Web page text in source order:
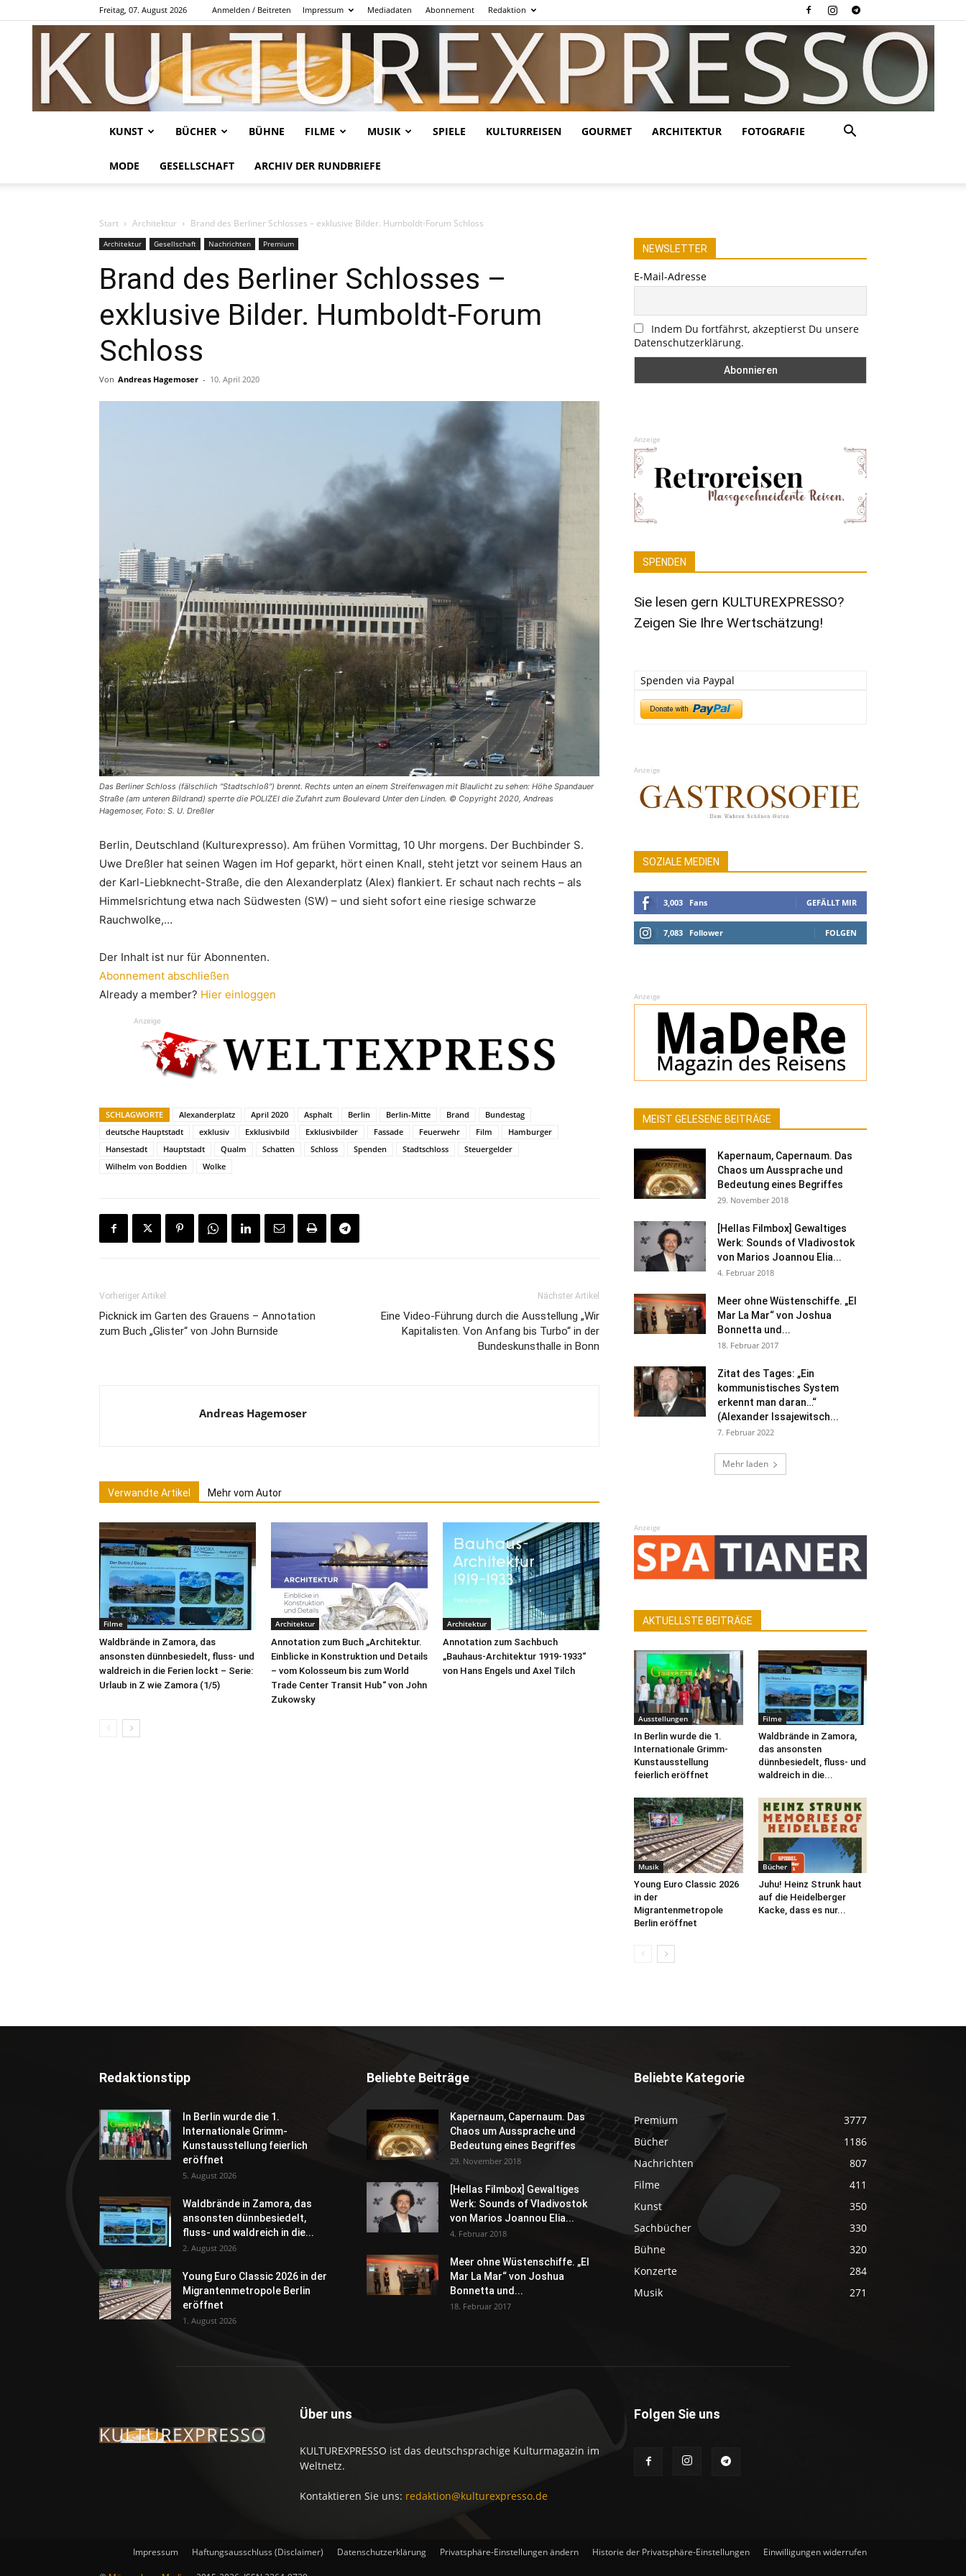
Freitag, 07. August 2026 Anmelden / Beitreten Impressum Mediadaten Abonnement Redaktion
KUNST BÜCHER BÜHNE FILME MUSIK SPIELE KULTURREISEN GOURMET ARCHITEKTUR FOTOGRAFIE
MODE GESELLSCHAFT ARCHIV DER RUNDBRIEFE
Start Architektur Brand des Berliner Schlosses – exklusive Bilder. Humboldt-Forum Schloss
Architektur Gesellschaft Nachrichten Premium
Brand des Berliner Schlosses –
exklusive Bilder. Humboldt-Forum
Schloss
Von Andreas Hagemoser - 10. April 2020
Das Berliner Schloss (fälschlich "Stadtschloß") brennt. Rechts unten an einem Streifenwagen mit Blaulicht zu sehen: Höhe Spandauer
Straße (am unteren Bildrand) sperrte die POLIZEI die Zufahrt zum Boulevard Unter den Linden. © Copyright 2020, Andreas
Hagemoser, Foto: S. U. Dreßler
Berlin, Deutschland (Kulturexpresso). Am frühen Vormittag, 10 Uhr morgens. Der Buchbinder S.
Uwe Dreßler hat seinen Wagen im Hof geparkt, hört einen Knall, steht jetzt vor seinem Haus an
der Karl-Liebknecht-Straße, die den Alexanderplatz (Alex) flankiert. Er schaut nach rechts – als
Himmelsrichtung etwa nach Südwesten (SW) – und sieht sofort eine riesige schwarze
Rauchwolke,…
Der Inhalt ist nur für Abonnenten.
Abonnement abschließen
Already a member? Hier einloggen
Anzeige
SCHLAGWORTE Alexanderplatz April 2020 Asphalt Berlin Berlin-Mitte Brand
Bundestag
deutsche Hauptstadt
exklusiv Exklusivbild Exklusivbilder Fassade Feuerwehr Film
Hamburger
Hansestadt
Hauptstadt Qualm Schatten Schloss Spenden Stadtschloss
Steuergelder
Wilhelm von Boddien
Wolke
Vorheriger Artikel
Picknick im Garten des Grauens – Annotation
zum Buch „Glister“ von John Burnside
Nächster Artikel
Eine Video-Führung durch die Ausstellung „Wir
Kapitalisten. Von Anfang bis Turbo“ in der
Bundeskunsthalle in Bonn
Andreas Hagemoser
Verwandte Artikel Mehr vom Autor
Filme
Waldbrände in Zamora, das
ansonsten dünnbesiedelt, fluss- und
waldreich in die Ferien lockt – Serie:
Urlaub in Z wie Zamora (1/5)
Architektur
Annotation zum Buch „Architektur.
Einblicke in Konstruktion und Details
– vom Kolosseum bis zum World
Trade Center Transit Hub“ von John
Zukowsky
Architektur
Annotation zum Sachbuch
„Bauhaus-Architektur 1919-1933“
von Hans Engels und Axel Tilch
NEWSLETTER
E-Mail-Adresse
Indem Du fortfährst, akzeptierst Du unsere
Datenschutzerklärung.
Anzeige
SPENDEN
Sie lesen gern KULTUREXPRESSO?
Zeigen Sie Ihre Wertschätzung!
Spenden via Paypal
Anzeige
SOZIALE MEDIEN
3,003 Fans GEFÄLLT MIR
7,083 Follower FOLGEN
Anzeige
MEIST GELESENE BEITRÄGE
Kapernaum, Capernaum. Das
Chaos um Aussprache und
Bedeutung eines Begriffes
29. November 2018
[Hellas Filmbox] Gewaltiges
Werk: Sounds of Vladivostok
von Marios Joannou Elia...
4. Februar 2018
Meer ohne Wüstenschiffe. „El
Mar La Mar“ von Joshua
Bonnetta und...
18. Februar 2017
Zitat des Tages: „Ein
kommunistisches System
erkennt man daran…“
(Alexander Issajewitsch...
7. Februar 2022
Mehr laden
Anzeige
AKTUELLSTE BEITRÄGE
Ausstellungen
In Berlin wurde die 1.
Internationale Grimm-
Kunstausstellung
feierlich eröffnet
Filme
Waldbrände in Zamora,
das ansonsten
dünnbesiedelt, fluss- und
waldreich in die...
Musik
Young Euro Classic 2026
in der
Migrantenmetropole
Berlin eröffnet
Bücher
Juhu! Heinz Strunk haut
auf die Heidelberger
Kacke, dass es nur...
Redaktionstipp
In Berlin wurde die 1.
Internationale Grimm-
Kunstausstellung feierlich
eröffnet
5. August 2026
Waldbrände in Zamora, das
ansonsten dünnbesiedelt,
fluss- und waldreich in die...
2. August 2026
Young Euro Classic 2026 in der
Migrantenmetropole Berlin
eröffnet
1. August 2026
Beliebte Beiträge
Kapernaum, Capernaum. Das
Chaos um Aussprache und
Bedeutung eines Begriffes
29. November 2018
[Hellas Filmbox] Gewaltiges
Werk: Sounds of Vladivostok
von Marios Joannou Elia...
4. Februar 2018
Meer ohne Wüstenschiffe. „El
Mar La Mar“ von Joshua
Bonnetta und...
18. Februar 2017
Beliebte Kategorie
Premium
3777
Bücher
1186
Nachrichten
807
Filme
411
Kunst
350
Sachbücher
330
Bühne
320
Konzerte
284
Musik
271
Über uns
KULTUREXPRESSO ist das deutschsprachige Kulturmagazin im
Weltnetz.
Kontaktieren Sie uns: redaktion@kulturexpresso.de
Folgen Sie uns
Impressum Haftungsausschluss (Disclaimer) Datenschutzerklärung Privatsphäre-Einstellungen ändern Historie der Privatsphäre-Einstellungen Einwilligungen widerrufen